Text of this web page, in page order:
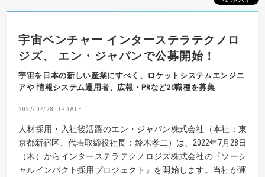
宇宙ベンチャー インターステラテクノロ
ジズ、 エン・ジャパンで公募開始！
宇宙を日本の新しい産業にすべく、ロケットシステムエンジニ
アや情報システム運用者、広報・PRなど20職種を募集
2022/07/28
人材採用・入社後活躍のエン・ジャパン株式会社（本社：東
京都新宿区、代表取締役社長：鈴木孝二）は、2022年7月28日
（木）からインターステラテクノロジズ株式会社の『ソーシ
ャルインパクト採用プロジェクト』を開始します。当社が運